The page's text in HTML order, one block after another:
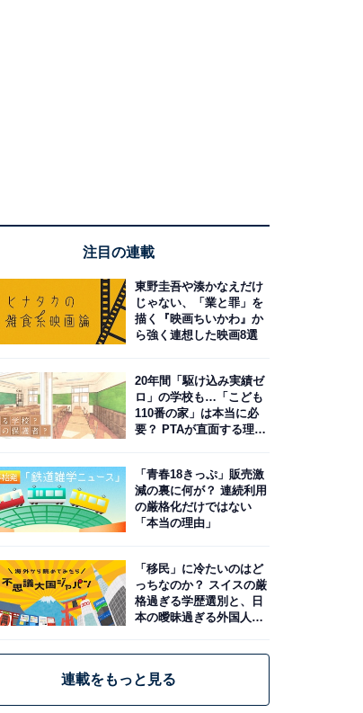
注目の連載
東野圭吾や湊かなえだけ
じゃない、「業と罪」を
描く『映画ちいかわ』か
ら強く連想した映画8選
20年間「駆け込み実績ゼ
ロ」の学校も…「こども
110番の家」は本当に必
要？ PTAが直面する理想
「青春18きっぷ」販売激
減の裏に何が？ 連続利用
の厳格化だけではない
「本当の理由」
「移民」に冷たいのはど
っちなのか？ スイスの厳
格過ぎる学歴選別と、日
本の曖昧過ぎる外国人政
連載をもっと見る